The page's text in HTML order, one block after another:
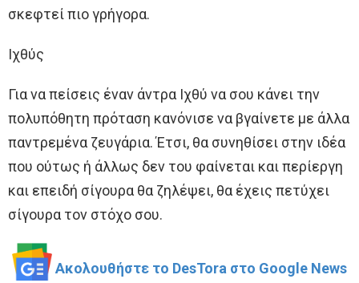
σκεφτεί πιο γρήγορα.
Ιχθύς
Για να πείσεις έναν άντρα Ιχθύ να σου κάνει την
πολυπόθητη πρόταση κανόνισε να βγαίνετε με άλλα
παντρεμένα ζευγάρια. Έτσι, θα συνηθίσει στην ιδέα
που ούτως ή άλλως δεν του φαίνεται και περίεργη
και επειδή σίγουρα θα ζηλέψει, θα έχεις πετύχει
σίγουρα τον στόχο σου.
Ακολουθήστε το DesTora στο Google News